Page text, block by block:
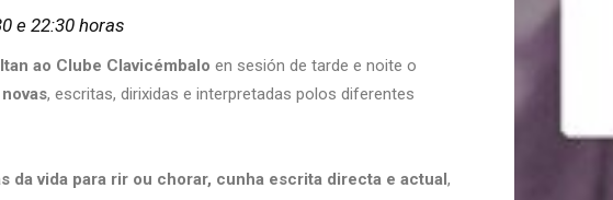
e 22:30 horas
ao Clube Clavicémbalo en sesión de tarde e noite o
, escritas, dirixidas e interpretadas polos diferentes
vida para rir ou chorar, cunha escrita directa e actual,